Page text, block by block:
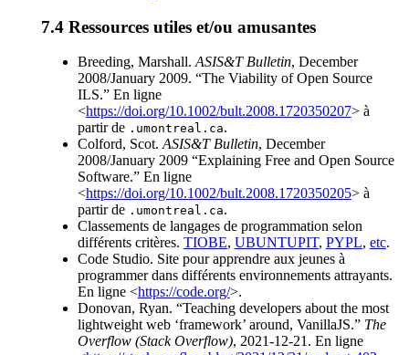
Ressources utiles et/ou amusantes
Breeding, Marshall. ASIS&T Bulletin, December
2008/January 2009. “The Viability of Open Source
ILS.” En ligne
<https://doi.org/10.1002/bult.2008.1720350207> à
partir de .umontreal.ca.
Colford, Scot. ASIS&T Bulletin, December
2008/January 2009 “Explaining Free and Open Source
Software.” En ligne
<https://doi.org/10.1002/bult.2008.1720350205> à
partir de .umontreal.ca.
Classements de langages de programmation selon
différents critères. TIOBE, UBUNTUPIT, PYPL, etc.
Code Studio. Site pour apprendre aux jeunes à
programmer dans différents environnements attrayants.
En ligne <https://code.org/>.
Donovan, Ryan. “Teaching developers about the most
lightweight web ‘framework’ around, VanillaJS.” The
Overflow (Stack Overflow), 2021-12-21. En ligne